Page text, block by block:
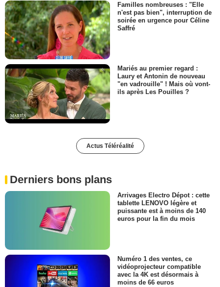
Familles nombreuses : "Elle
n'est pas bien", interruption de
soirée en urgence pour Céline
Saffré
Mariés au premier regard :
Laury et Antonin de nouveau
"en vadrouille" ! Mais où vont-
ils après Les Pouilles ?
Actus Téléréalité
Derniers bons plans
Arrivages Electro Dépot : cette
tablette LENOVO légère et
puissante est à moins de 140
euros pour la fin du mois
Numéro 1 des ventes, ce
vidéoprojecteur compatible
avec la 4K est désormais à
moins de 66 euros